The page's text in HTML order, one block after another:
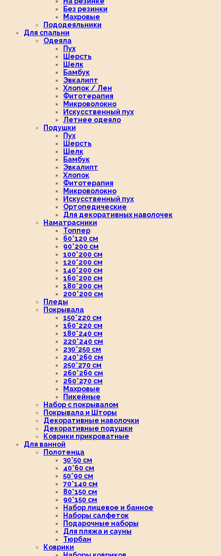
Без резинки
Махровые
Пододеяльники
Для спальни
Одеяла
Пух
Шерсть
Шелк
Бамбук
Эвкалипт
Хлопок / Лен
Фитотерапия
Микроволокно
Искусственный пух
Летнее одеяло
Подушки
Пух
Шерсть
Шелк
Бамбук
Эвкалипт
Хлопок
Фитотерапия
Микроволокно
Искусственный пух
Ортопедические
Для декоративных наволочек
Наматрасники
Топпер
60*120 см
90*200 см
100*200 см
120*200 см
140*200 см
160*200 см
180*200 см
200*200 см
Пледы
Покрывала
150*220 см
160*220 см
180*240 см
220*240 см
230*250 см
240*260 см
250*270 см
260*260 см
260*270 см
Махровые
Пикейные
Набор с покрывалом
Покрывала и Шторы
Декоративные наволочки
Декоративные подушки
Коврики прикроватные
Для ванной
Полотенца
30*50 см
40*60 см
50*90 см
70*140 см
80*150 см
90*150 см
Набор лицевое и банное
Наборы салфеток
Подарочные наборы
Для пляжа и сауны
Тюрбан
Коврики